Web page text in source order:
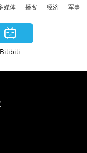
媒体 播客 经济 军事
Bilibili